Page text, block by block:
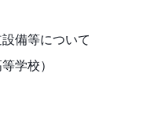
備等について
学校）